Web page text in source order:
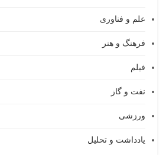
علم و فناوری
فرهنگ و هنر
فیلم
نفت و گاز
ورزشی
یادداشت و تحلیل